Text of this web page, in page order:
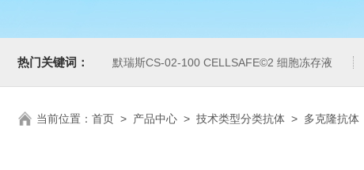
热门关键词： 默瑞斯CS-02-100 CELLSAFE©2 细胞冻存液
当前位置： 首页 > 产品中心 > 技术类型分类抗体 > 多克隆抗体